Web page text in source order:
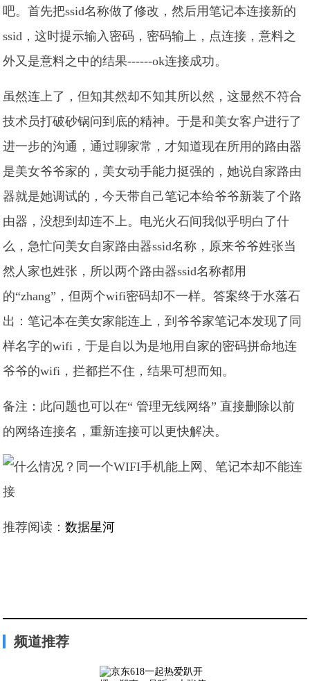
吧。首先把ssid名称做了修改，然后用笔记本连接新的
ssid，这时提示输入密码，密码输上，点连接，意料之
外又是意料之中的结果------ok连接成功。
虽然连上了，但知其然却不知其所以然，这显然不符合
技术员打破砂锅问到底的精神。于是和美女客户进行了
进一步的沟通，通过聊家常，才知道现在所用的路由器
是美女爷爷家的，美女动手能力挺强的，她说自家路由
器就是她调试的，今天带自己笔记本给爷爷新装了个路
由器，没想到却连不上。电光火石间我似乎明白了什
么，急忙问美女自家路由器ssid名称，原来爷爷姓张当
然人家也姓张，所以两个路由器ssid名称都用
的“zhang”，但两个wifi密码却不一样。答案终于水落石
出：笔记本在美女家能连上，到爷爷家笔记本发现了同
样名字的wifi，于是自以为是地用自家的密码拼命地连
爷爷的wifi，拦都拦不住，结果可想而知。
备注：此问题也可以在“ 管理无线网络” 直接删除以前
的网络连接名，重新连接可以更快解决。
推荐阅读：数据星河
频道推荐